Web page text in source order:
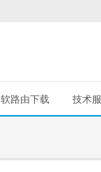
软路由下载 技术